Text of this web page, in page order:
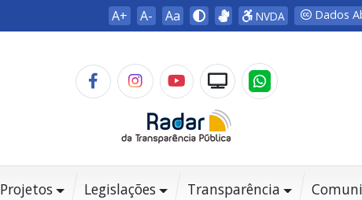
A+ A- Aa NVDA Dados
Projetos Legislações Transparência